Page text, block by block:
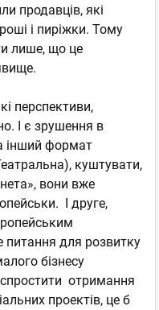
продавців, які
і пиріжки. Тому
лише, що це
перспективи,
І є зрушення в
інший формат
куштувати,
вони вже
І друге,
для розвитку
бізнесу
отримання
проектів, це б